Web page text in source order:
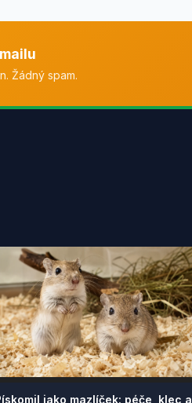
Žádný spam.
jako mazlíček: péče, klec a